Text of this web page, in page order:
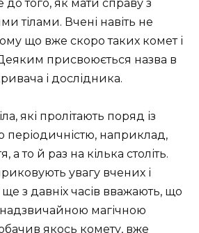
того, як мати справу з
тілами. Вчені навіть не
що вже скоро таких комет і
присвоюється назва в
і дослідника.
які пролітають поряд із
наприклад,
а то й раз на кілька століть.
увагу вчених і
з давніх часів вважають, що
надзвичайною магічною
якось комету, вже